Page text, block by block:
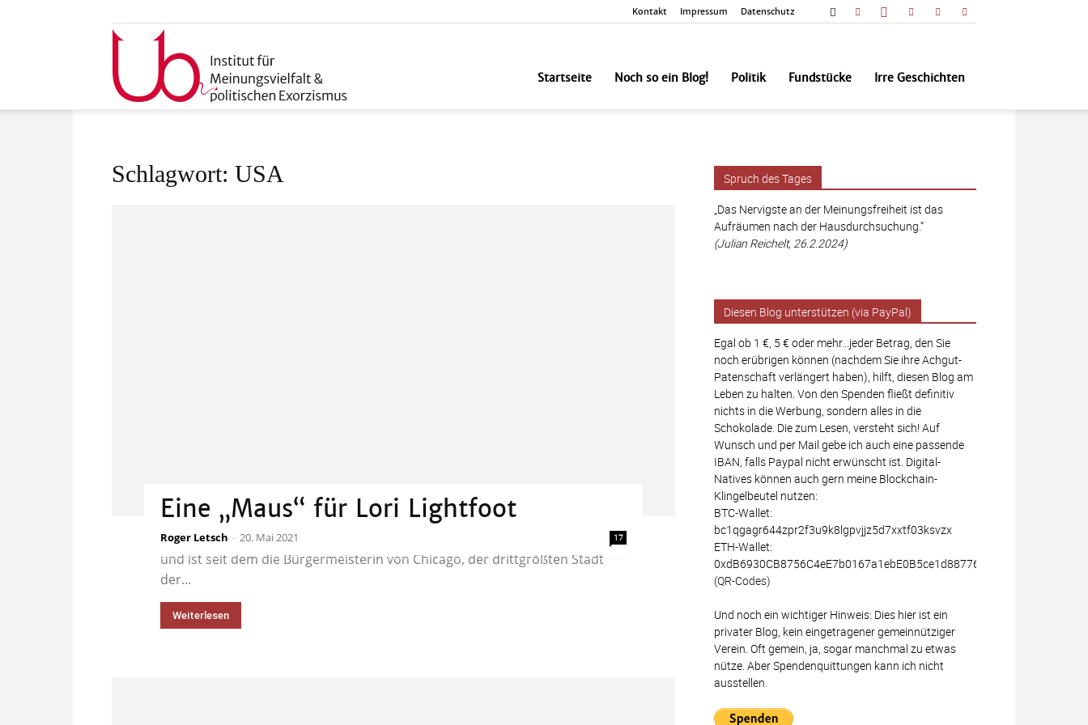
Kontakt Impressum Datenschutz
Startseite Noch so ein Blog! Politik Fundstücke Irre Geschichten
Schlagwort: USA
Eine „Maus“ für Lori Lightfoot
Roger Letsch - 20. Mai 2021 17
Das ist Lori Lightfoot. Lori Lightfoot gewann vor zwei Jahren eine Stichwahl
und ist seit dem die Bürgermeisterin von Chicago, der drittgrößten Stadt
der...
Weiterlesen
Spruch des Tages
„Das Nervigste an der Meinungsfreiheit ist das
Aufräumen nach der Hausdurchsuchung.“
(Julian Reichelt, 26.2.2024)
Diesen Blog unterstützen (via PayPal)
Egal ob 1 €, 5 € oder mehr...jeder Betrag, den Sie
noch erübrigen können (nachdem Sie ihre Achgut-
Patenschaft verlängert haben), hilft, diesen Blog am
Leben zu halten. Von den Spenden fließt definitiv
nichts in die Werbung, sondern alles in die
Schokolade. Die zum Lesen, versteht sich! Auf
Wunsch und per Mail gebe ich auch eine passende
IBAN, falls Paypal nicht erwünscht ist. Digital-
Natives können auch gern meine Blockchain-
Klingelbeutel nutzen:
BTC-Wallet:
bc1qgagr644zpr2f3u9k8lgpvjjz5d7xxtf03ksvzx
ETH-Wallet:
0xdB6930CB8756C4eE7b0167a1ebE0B5ce1d887766
(QR-Codes)
Und noch ein wichtiger Hinweis: Dies hier ist ein
privater Blog, kein eingetragener gemeinnütziger
Verein. Oft gemein, ja, sogar manchmal zu etwas
nütze. Aber Spendenquittungen kann ich nicht
ausstellen.